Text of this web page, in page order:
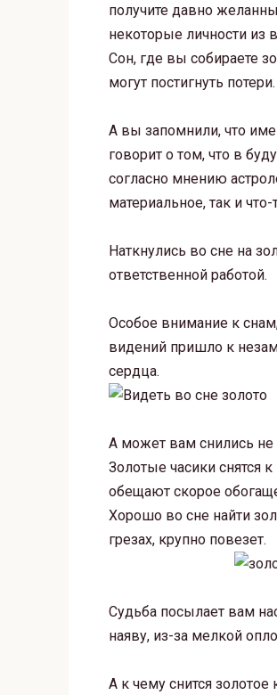
получите давно
некоторые личности из
Сон, где вы собираете
могут постигнуть потери.
А вы запомнили, что
говорит о том, что в
согласно мнению
материальное, так и
Наткнулись во сне на
ответственной работой.
Особое внимание к
видений пришло к
сердца.
А может вам снились не
Золотые часики снятся
обещают скорое
Хорошо во сне найти
грезах, крупно повезет.
Судьба посылает вам
наяву, из-за мелкой
А к чему снится